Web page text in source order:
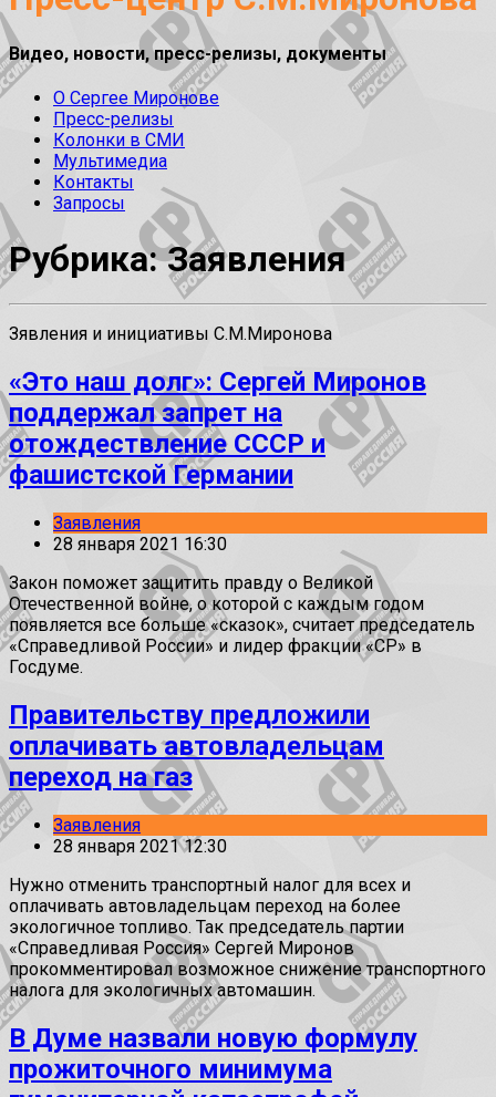
Видео, новости, пресс-релизы, документы
О Сергее Миронове
Пресс-релизы
Колонки в СМИ
Мультимедиа
Контакты
Запросы
Рубрика: Заявления
Зявления и инициативы С.М.Миронова
«Это наш долг»: Сергей Миронов
поддержал запрет на
отождествление СССР и
фашистской Германии
Заявления
28 января 2021 16:30
Закон поможет защитить правду о Великой
Отечественной войне, о которой с каждым годом
появляется все больше «сказок», считает председатель
«Справедливой России» и лидер фракции «СР» в
Госдуме.
Правительству предложили
оплачивать автовладельцам
переход на газ
Заявления
28 января 2021 12:30
Нужно отменить транспортный налог для всех и
оплачивать автовладельцам переход на более
экологичное топливо. Так председатель партии
«Справедливая Россия» Сергей Миронов
прокомментировал возможное снижение транспортного
налога для экологичных автомашин.
В Думе назвали новую формулу
прожиточного минимума